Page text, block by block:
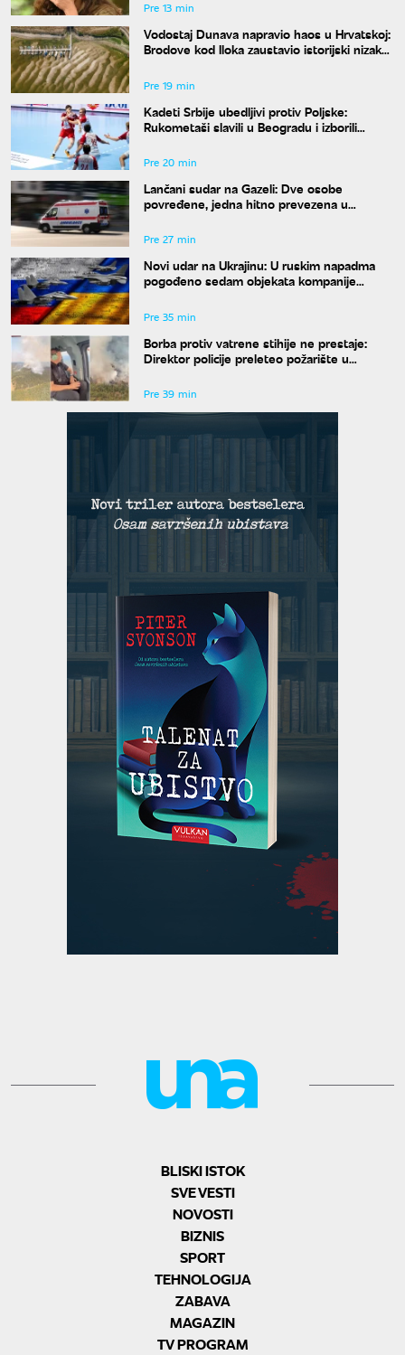
Pre 13 min
Vodostaj Dunava napravio haos u Hrvatskoj:
Brodove kod Iloka zaustavio istorijski nizak
Pre 19 min
Kadeti Srbije ubedljivi protiv Poljske:
Rukometaši slavili u Beogradu i izborili
Pre 20 min
Lančani sudar na Gazeli: Dve osobe
povređene, jedna hitno prevezena u
Pre 27 min
Novi udar na Ukrajinu: U ruskim napadma
pogođeno sedam objekata kompanije
Pre 35 min
Borba protiv vatrene stihije ne prestaje:
Direktor policije preleteo požarište u
Pre 39 min
BLISKI ISTOK
SVE VESTI
NOVOSTI
BIZNIS
SPORT
TEHNOLOGIJA
ZABAVA
MAGAZIN
TV PROGRAM